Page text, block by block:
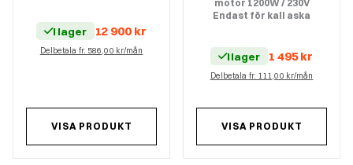
I lager 12 900 kr
Delbetala fr. 586,00 kr/mån
VISA PRODUKT
motor 1200W / 230V
Endast för kall aska
I lager 1 495kr
Delbetala fr. 111,00 kr/mån
VISA PRODUKT